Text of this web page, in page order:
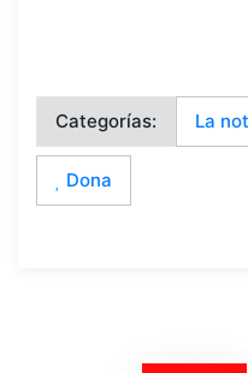
Categorías: La
Dona